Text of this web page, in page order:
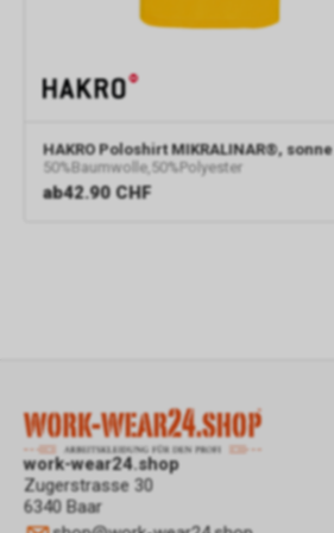
HAKRO Poloshirt MIKRALINAR®, sonne
50%Baumwolle,50%Polyester
ab42.90 CHF
work-wear24.shop
Zugerstrasse 30
6340 Baar